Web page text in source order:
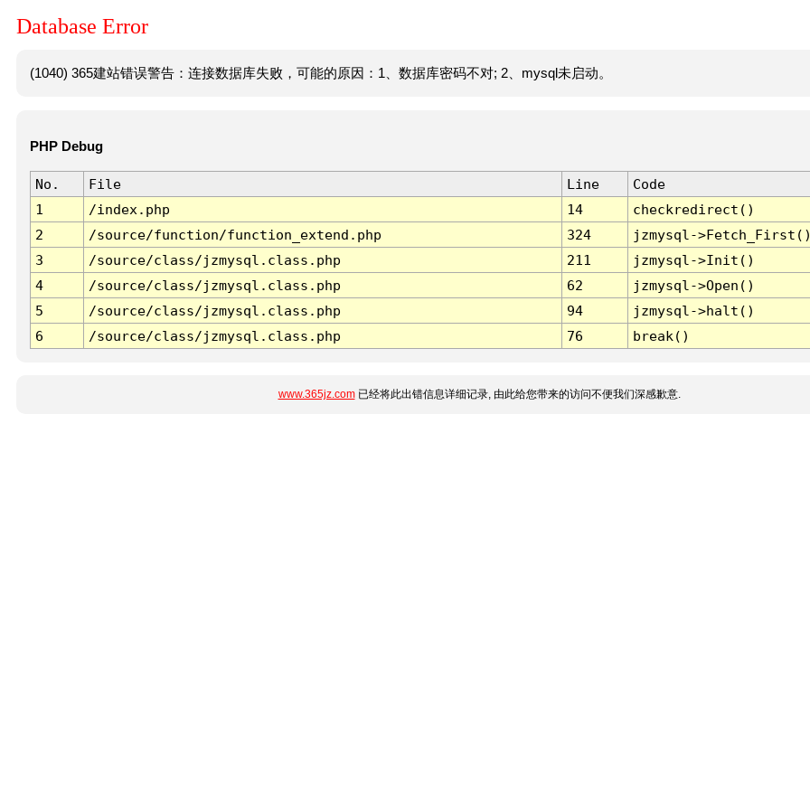
Database Error
(1040) 365建站错误警告：连接数据库失败，可能的原因：1、数据库密码不对; 2、mysql未启动。
PHP Debug
No. File Line
Code
1
/index.php 14
checkredirect()
2
/source/function/function_extend.php 324
jzmysql-
3
/source/class/jzmysql.class.php 211
jzmysql->Init()
4
/source/class/jzmysql.class.php 62
jzmysql->Open()
5
/source/class/jzmysql.class.php 94
jzmysql->halt()
6
/source/class/jzmysql.class.php 76 break()
www.365jz.com已经将此出错信息详细记录, 由此给您带来的访问不便我们深感歉意.